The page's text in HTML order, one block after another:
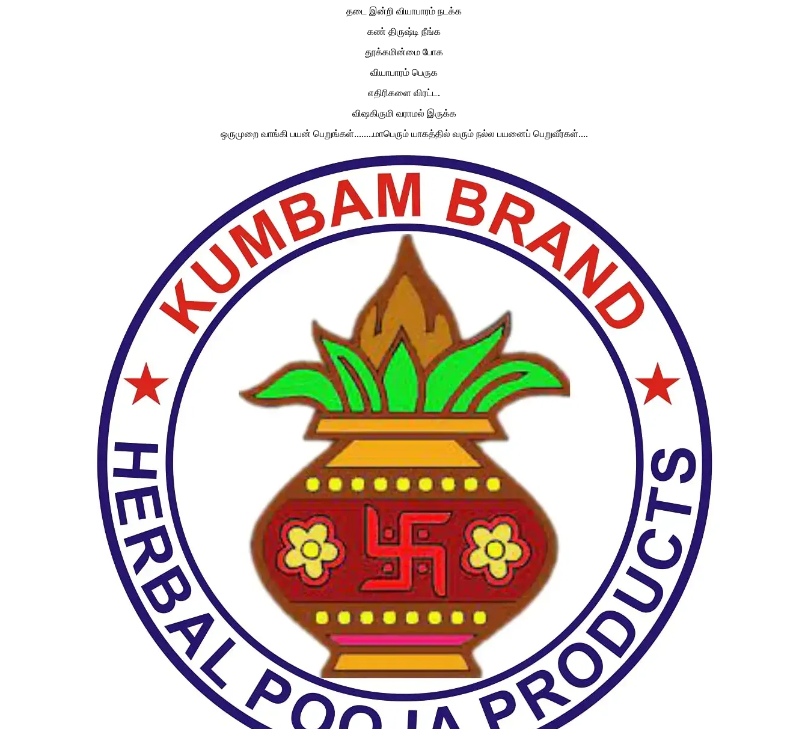
தடை இன்றி வியாபாரம் நடக்க
கண் திருஷ்டி நீங்க
தூக்கமின்மை போக
வியாபாரம் பெருக
எதிரிகளை விரட்ட.
விஷகிருமி வராமல் இருக்க
ஒருமுறை வாங்கி பயன் பெறுங்கள்........மாபெரும் யாகத்தில் வரும் நல்ல பயனைப் பெறுவீர்கள்....